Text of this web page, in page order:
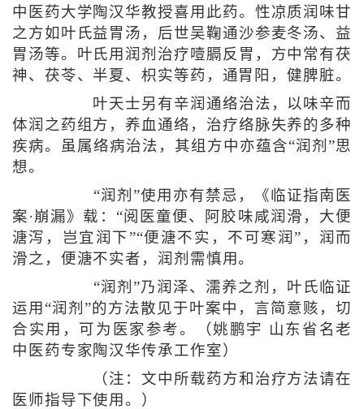
中医药大学陶汉华教授喜用此药。性凉质润味甘
之方如叶氏益胃汤，后世吴鞠通沙参麦冬汤、益
胃汤等。叶氏用润剂治疗噎膈反胃，方中常有茯
神、茯苓、半夏、枳实等药，通胃阳，健脾脏。
叶天士另有辛润通络治法，以味辛而
体润之药组方，养血通络，治疗络脉失养的多种
疾病。虽属络病治法，其组方中亦蕴含“润剂”思
想。
“润剂”使用亦有禁忌，《临证指南医
案·崩漏》载：“阅医童便、阿胶味咸润滑，大便
溏泻，岂宜润下”“便溏不实，不可寒润”，润而
滑之，便溏不实者，润剂需慎用。
“润剂”乃润泽、濡养之剂，叶氏临证
运用“润剂”的方法散见于叶案中，言简意赅，切
合实用，可为医家参考。（姚鹏宇 山东省名老
中医药专家陶汉华传承工作室）
（注：文中所载药方和治疗方法请在
医师指导下使用。）